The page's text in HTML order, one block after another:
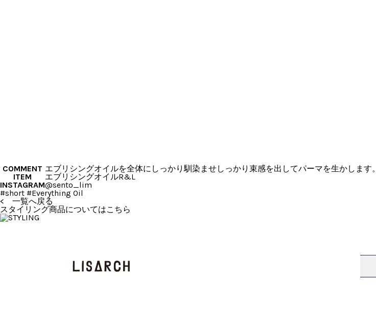
COMMENT エブリシングオイルを全体にしっかり馴染ませしっかり束感を出してパーマを生かします。
ITEM
エブリシングオイルR&L
INSTAGRAM@sento_lim
#short #Everything Oil
< 一覧へ戻る
スタイリング商品についてはこちら